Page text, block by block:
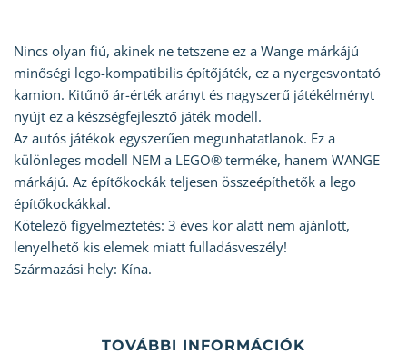
Nincs olyan fiú, akinek ne tetszene ez a Wange márkájú
minőségi lego-kompatibilis építőjáték, ez a nyergesvontató
kamion. Kitűnő ár-érték arányt és nagyszerű játékélményt
nyújt ez a készségfejlesztő játék modell.
Az autós játékok egyszerűen megunhatatlanok. Ez a
különleges modell NEM a LEGO® terméke, hanem WANGE
márkájú. Az építőkockák teljesen összeépíthetők a lego
építőkockákkal.
Kötelező figyelmeztetés: 3 éves kor alatt nem ajánlott,
lenyelhető kis elemek miatt fulladásveszély!
Származási hely: Kína.